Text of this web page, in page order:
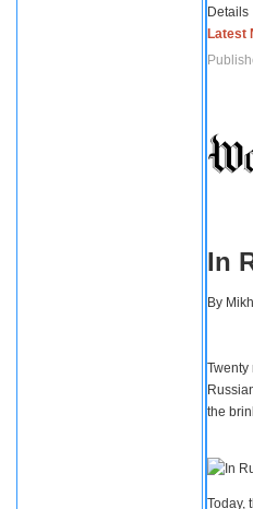
Details
Latest
In
By
the
Today,